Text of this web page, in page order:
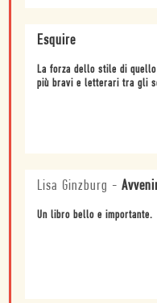
Esquire
La forza dello stile di
più bravi e letterari tra gli
Lisa Ginzburg -
Un libro bello e importante.